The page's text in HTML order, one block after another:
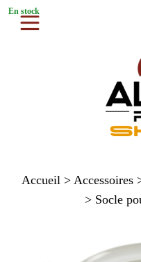
Accueil > Accessoires
> Socle
En stock